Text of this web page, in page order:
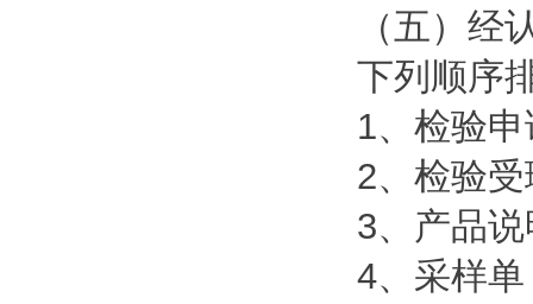
（五）
下列顺序
1、检验
2、检验
3、产品
4、采样单